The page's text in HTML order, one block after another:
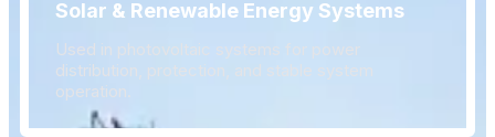
Solar & Renewable Energy Systems
Used in photovoltaic systems for power
distribution, protection, and stable system
operation.